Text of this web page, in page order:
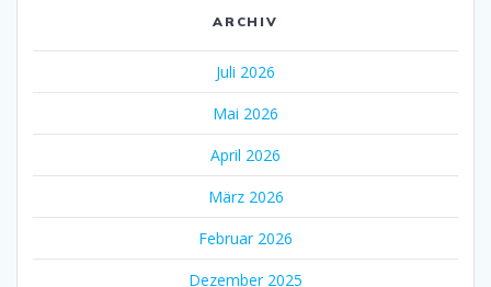
ARCHIV
Juli 2026
Mai 2026
April 2026
März 2026
Februar 2026
Dezember 2025